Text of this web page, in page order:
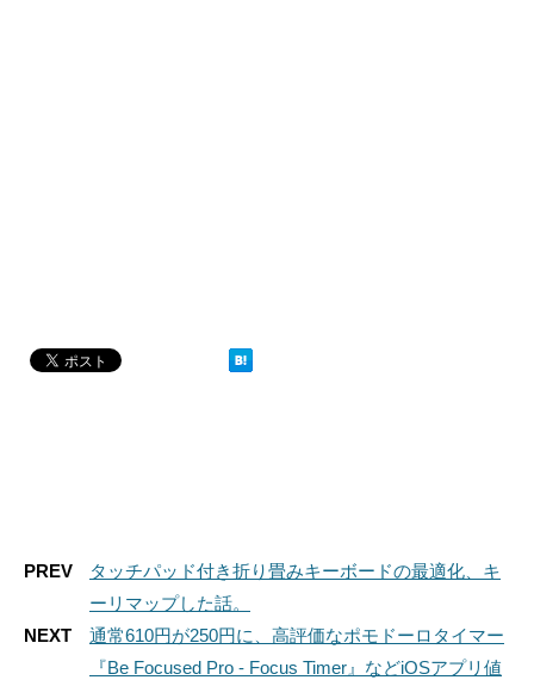
PREV
タッチパッド付き折り畳みキーボードの最適化、キ
ーリマップした話。
NEXT
通常610円が250円に、高評価なポモドーロタイマー
『Be Focused Pro - Focus Timer』などiOSアプリ値